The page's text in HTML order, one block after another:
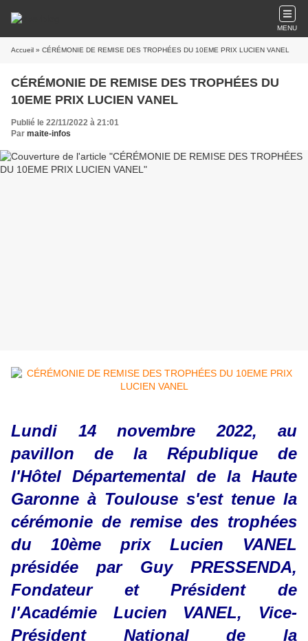
MENU
Accueil » CÉRÉMONIE DE REMISE DES TROPHÉES DU 10EME PRIX LUCIEN VANEL
CÉRÉMONIE DE REMISE DES TROPHÉES DU
10EME PRIX LUCIEN VANEL
Publié le 22/11/2022 à 21:01
Par maite-infos
Lundi 14 novembre 2022, au
pavillon de la République de
l'Hôtel Départemental de la Haute
Garonne à Toulouse s'est tenue la
cérémonie de remise des trophées
du 10ème prix Lucien VANEL
présidée par Guy PRESSENDA,
Fondateur et Président de
l'Académie Lucien VANEL, Vice-
Président National de la